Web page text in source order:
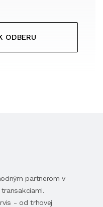
ODBERU
partnerom v
- od trhovej